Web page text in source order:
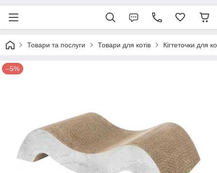
Товари та послуги Товари для котів Кігтеточки для
–5%